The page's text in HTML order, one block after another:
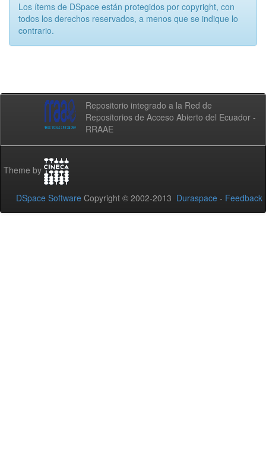
Los ítems de DSpace están protegidos por copyright, con
todos los derechos reservados, a menos que se indique lo
contrario.
Repositorio integrado a la Red de
Repositorios de Acceso Abierto del Ecuador -
RRAAE
Theme by
DSpace Software Copyright © 2002-2013 Duraspace - Feedback